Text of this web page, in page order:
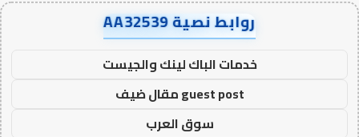
روابط نصية AA32539
خدمات الباك لينك والجيست
guest post مقال ضيف
سوق العرب